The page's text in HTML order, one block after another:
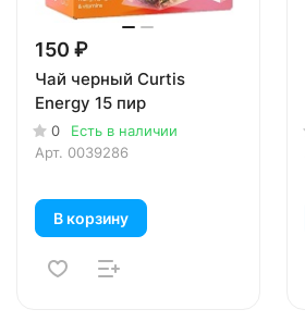
150 ₽
Чай черный Curtis
Energy 15 пир
0
Есть в наличии
Арт. 0039286
В корзину